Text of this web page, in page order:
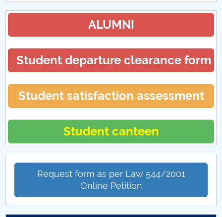
ALUMNI
Student departure clearance form
Student satisfaction assessment
Student canteen
Request form as per Law 544/2001
Online Petition